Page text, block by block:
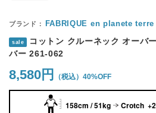
FABRIQUE en planete terre
sale
コットン クルーネック オーバ
バー 261-062
8,580円 40%OFF
158cm / 51kg Crotch